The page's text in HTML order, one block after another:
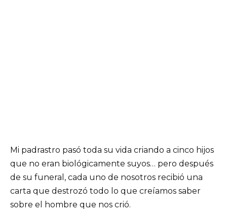
Mi padrastro pasó toda su vida criando a cinco hijos
que no eran biológicamente suyos… pero después
de su funeral, cada uno de nosotros recibió una
carta que destrozó todo lo que creíamos saber
sobre el hombre que nos crió.